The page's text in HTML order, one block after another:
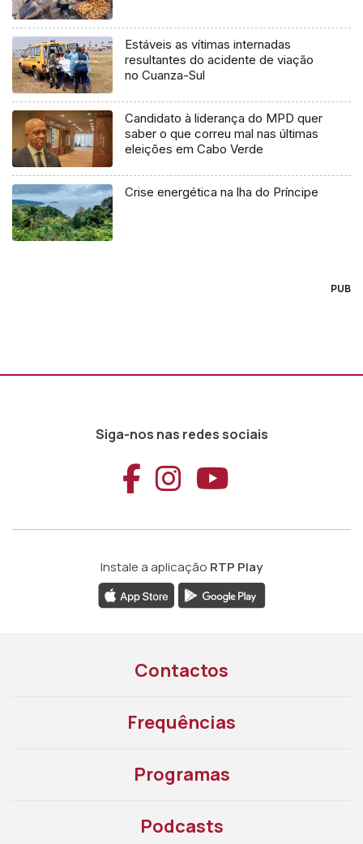
Estáveis as vítimas internadas
resultantes do acidente de viação
no Cuanza-Sul
Candidato à liderança do MPD quer
saber o que correu mal nas últimas
eleições em Cabo Verde
Crise energética na lha do Príncipe
PUB
Siga-nos nas redes sociais
Aceder ao
Aceder ao
Aceder
Instale a aplicação RTP Play
Contactos
Frequências
Programas
Podcasts